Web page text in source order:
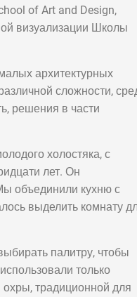
of Art and Design,
визуализации Школы
архитектурных
сложности,
решения в части
холостяка, с
лет. Он
объединили кухню с
выделить комнату
палитру, чтобы
только
традиционной для